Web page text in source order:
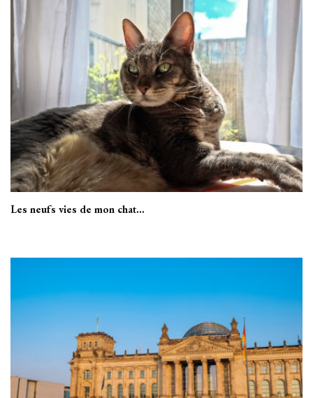
Les neufs vies de mon chat…